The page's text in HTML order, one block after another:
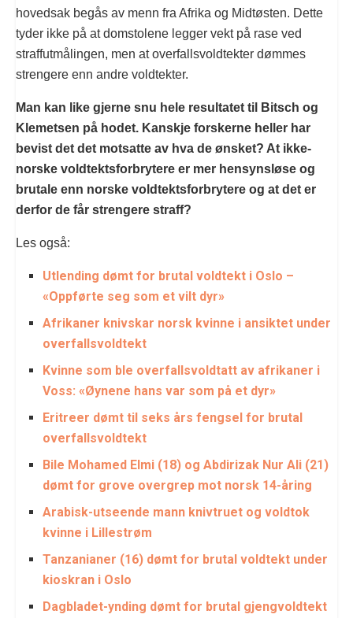
hovedsak begås av menn fra Afrika og Midtøsten. Dette
tyder ikke på at domstolene legger vekt på rase ved
straffutmålingen, men at overfallsvoldtekter dømmes
strengere enn andre voldtekter.
Man kan like gjerne snu hele resultatet til Bitsch og
Klemetsen på hodet. Kanskje forskerne heller har
bevist det det motsatte av hva de ønsket? At ikke-
norske voldtektsforbrytere er mer hensynsløse og
brutale enn norske voldtektsforbrytere og at det er
derfor de får strengere straff?
Les også:
Utlending dømt for brutal voldtekt i Oslo –
«Oppførte seg som et vilt dyr»
Afrikaner knivskar norsk kvinne i ansiktet under
overfallsvoldtekt
Kvinne som ble overfallsvoldtatt av afrikaner i
Voss: «Øynene hans var som på et dyr»
Eritreer dømt til seks års fengsel for brutal
overfallsvoldtekt
Bile Mohamed Elmi (18) og Abdirizak Nur Ali (21)
dømt for grove overgrep mot norsk 14-åring
Arabisk-utseende mann knivtruet og voldtok
kvinne i Lillestrøm
Tanzanianer (16) dømt for brutal voldtekt under
kioskran i Oslo
Dagbladet-ynding dømt for brutal gjengvoldtekt